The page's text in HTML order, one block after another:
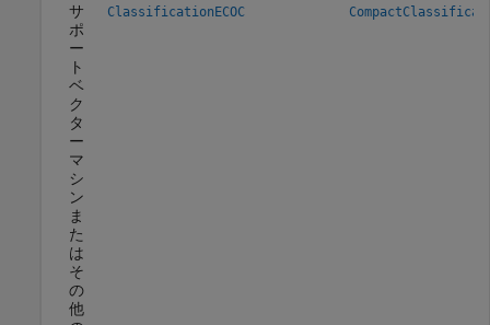
サ
ポ
ー
ト
ベ
ク
タ
ー
マ
シ
ン
ま
た
は
そ
の
他
ClassificationECOC